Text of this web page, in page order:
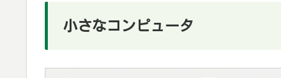
小さなコンピュータ